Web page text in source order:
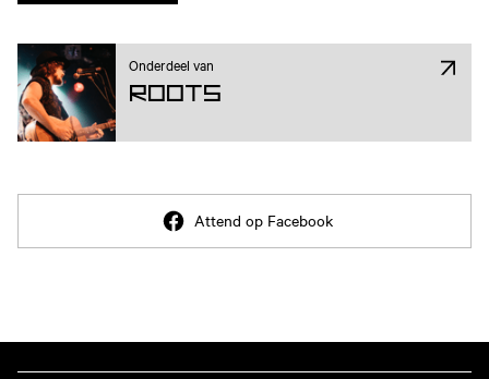
Onderdeel van
ROOTS
Attend op Facebook